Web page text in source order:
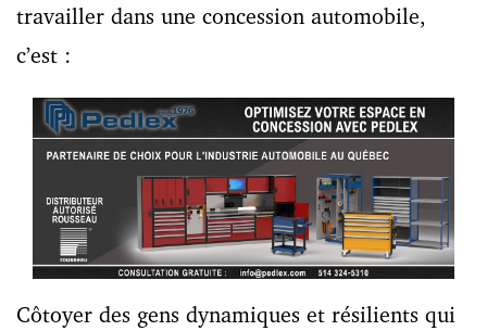
travailler dans une concession automobile,
c’est :
Côtoyer des gens dynamiques et résilients qui